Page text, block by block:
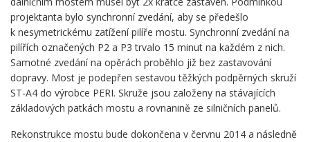
projektanta bylo synchronní zvedání, aby se předešlo
k nesymetrickému zatížení pilíře mostu. Synchronní zvedání na
pilířích označených P2 a P3 trvalo 15 minut na každém z nich.
Samotné zvedání na opěrách proběhlo již bez zastavování
dopravy. Most je podepřen sestavou těžkých podpěrných skruží
ST-A4 do výrobce PERI. Skruže jsou založeny na stávajících
základových patkách mostu a rovnanině ze silničních panelů.
Rekonstrukce mostu bude dokončena v červnu 2014 a následně